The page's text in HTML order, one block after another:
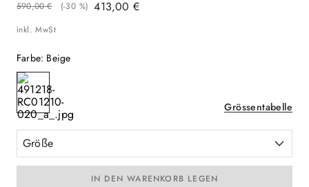
590,00 € (-30 %) 413,00 €
inkl. MwSt
Farbe: Beige
Grössentabelle
Größe
IN DEN WARENKORB LEGEN